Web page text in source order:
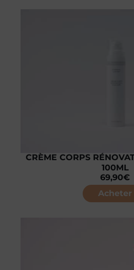
CRÈME CORPS
100ML
69,90€
Acheter